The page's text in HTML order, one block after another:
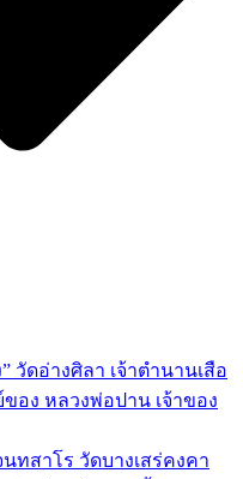
วัดอ่างศิลา เจ้าตำนานเสือ
ของ หลวงพ่อปาน เจ้าของ
ทสาโร วัดบางเสร่คงคา